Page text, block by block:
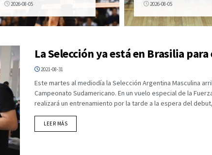
2026-08-05 2026-08-05
La Selección ya está en Brasilia
2021-08-31
Este martes al mediodía la Selección Argentina Masculina
Campeonato Sudamericano. En un vuelo especial de la
realizará un entrenamiento por la tarde a la espera del
LEER MÁSDETAILS